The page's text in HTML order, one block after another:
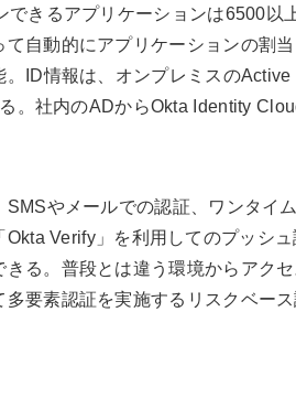
きるアプリケーションは6500以
自動的にアプリケーションの割
ID情報は、オンプレミスのActive
。社内のADからOkta Identity
やメールでの認証、ワンタイ
Verify」を利用してのプッシュ
る。普段とは違う環境からアクセ
要素認証を実施するリスクベース